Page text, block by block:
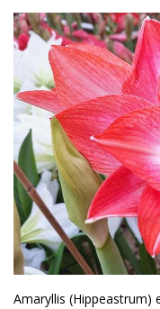
Amaryllis (Hippeastrum)